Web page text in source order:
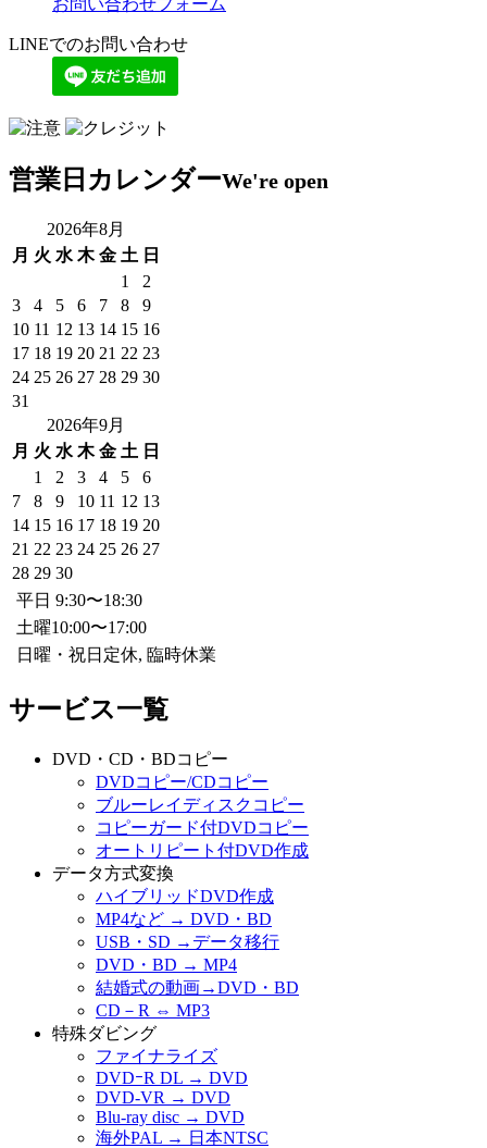
お問い合わせフォーム
LINEでのお問い合わせ
営業日カレンダーWe're open
2026年8月
月 火 水 木 金 土 日
1
2
3
4 5 6 7 8
9
10 11 12 13 14 15 16
17 18 19 20 21 22 23
24 25 26 27 28 29 30
31
2026年9月
月 火 水 木 金 土 日
1
2 3 4 5
6
7
8 9 10 11 12 13
14 15 16 17 18 19 20
21 22 23 24 25 26 27
28 29 30
平日 9:30〜18:30
土曜10:00〜17:00
日曜・祝日定休, 臨時休業
サービス一覧
DVD・CD・BDコピー
DVDコピー/CDコピー
ブルーレイディスクコピー
コピーガード付DVDコピー
オートリピート付DVD作成
データ方式変換
ハイブリッドDVD作成
MP4など → DVD・BD
USB・SD →データ移行
DVD・BD → MP4
結婚式の動画→DVD・BD
CD－R ⇔ MP3
特殊ダビング
ファイナライズ
DVDｰR DL → DVD
DVD-VR → DVD
Blu-ray disc → DVD
海外PAL → 日本NTSC